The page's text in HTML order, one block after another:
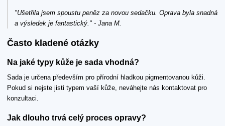
"Ušetřila jsem spoustu peněz za novou sedačku. Oprava byla snadná
a výsledek je fantastický." - Jana M.
Často kladené otázky
Na jaké typy kůže je sada vhodná?
Sada je určena především pro přírodní hladkou pigmentovanou kůži.
Pokud si nejste jisti typem vaší kůže, neváhejte nás kontaktovat pro
konzultaci.
Jak dlouho trvá celý proces opravy?